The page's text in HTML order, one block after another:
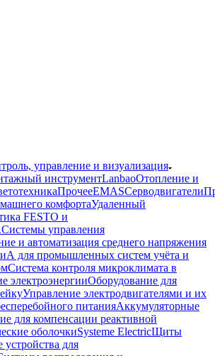
управление и визуализация
инструментLanbaoОтопление и
ПрочееEMASCерводвигатели
комфортаУдаленный
FESTO и
Системы управления
и автоматизация среднего напряжения
для промышленных систем учёта и
Система контроля микроклимата в
электроэнергииОборудование для
Управление электродвигателями и их
питанияАккумуляторные
для компенсации реактивной
оболочкиSysteme ElectricЩиты
устройства для